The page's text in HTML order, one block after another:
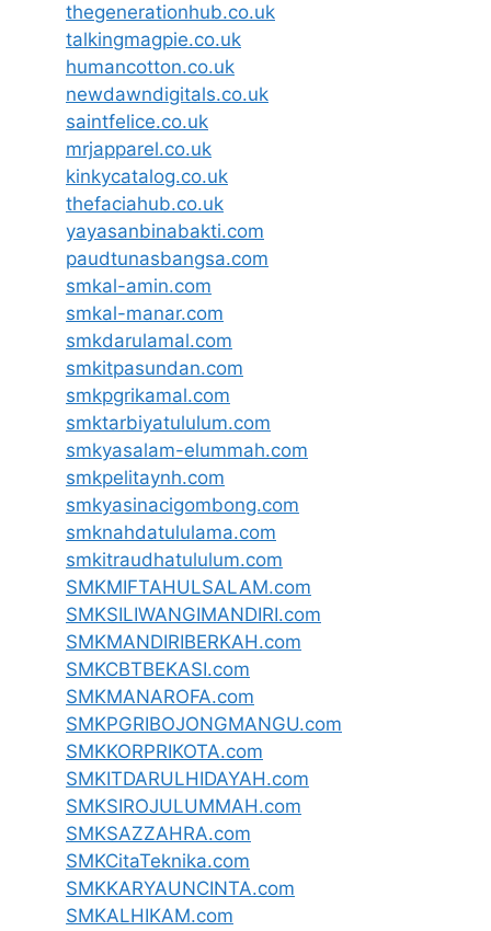
thegenerationhub.co.uk
talkingmagpie.co.uk
humancotton.co.uk
newdawndigitals.co.uk
saintfelice.co.uk
mrjapparel.co.uk
kinkycatalog.co.uk
thefaciahub.co.uk
yayasanbinabakti.com
paudtunasbangsa.com
smkal-amin.com
smkal-manar.com
smkdarulamal.com
smkitpasundan.com
smkpgrikamal.com
smktarbiyatululum.com
smkyasalam-elummah.com
smkpelitaynh.com
smkyasinacigombong.com
smknahdatululama.com
smkitraudhatululum.com
SMKMIFTAHULSALAM.com
SMKSILIWANGIMANDIRI.com
SMKMANDIRIBERKAH.com
SMKCBTBEKASI.com
SMKMANAROFA.com
SMKPGRIBOJONGMANGU.com
SMKKORPRIKOTA.com
SMKITDARULHIDAYAH.com
SMKSIROJULUMMAH.com
SMKSAZZAHRA.com
SMKCitaTeknika.com
SMKKARYAUNCINTA.com
SMKALHIKAM.com